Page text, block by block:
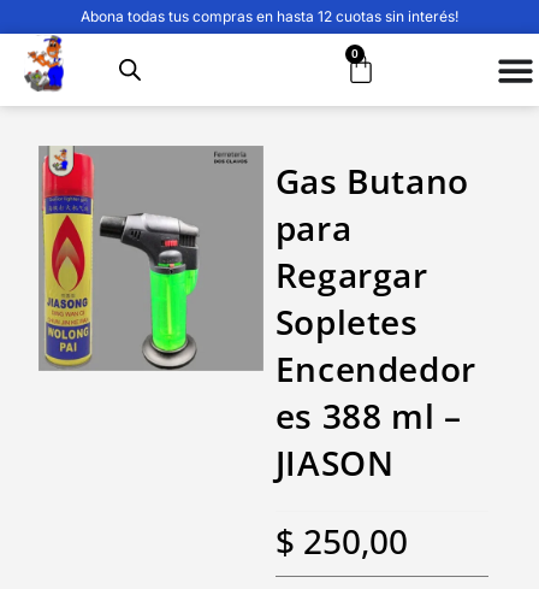
Abona todas tus compras en hasta 12 cuotas sin interés!
0
Gas Butano
para
Regargar
Sopletes
Encendedor
es 388 ml –
JIASON
$ 250,00